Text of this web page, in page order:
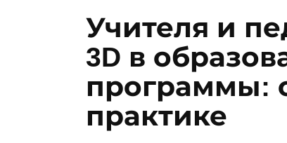
Учителя и
3D в
программы:
практике